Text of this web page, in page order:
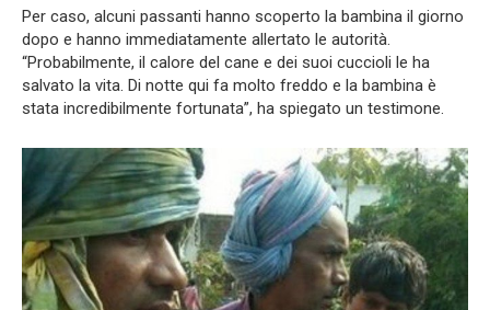
Per caso, alcuni passanti hanno scoperto la bambina il giorno
dopo e hanno immediatamente allertato le autorità.
“Probabilmente, il calore del cane e dei suoi cuccioli le ha
salvato la vita. Di notte qui fa molto freddo e la bambina è
stata incredibilmente fortunata”, ha spiegato un testimone.